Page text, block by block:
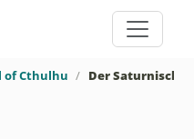
of Cthulhu Der Saturnische